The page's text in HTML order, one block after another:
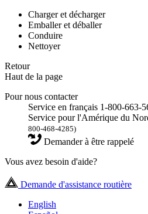
Charger et décharger
Emballer et déballer
Conduire
Nettoyer
Retour
Haut de la page
Pour nous contacter
Service en français 1-800-663-
Service pour l'Amérique du
800-468-4285)
Demander à être rappelé
Vous avez besoin d'aide?
Demande d'assistance routière
English